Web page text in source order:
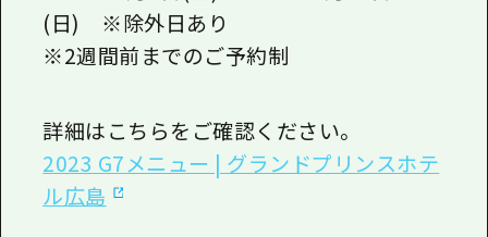
(日) ※除外日あり
※2週間前までのご予約制
詳細はこちらをご確認ください。
2023 G7メニュー | グランドプリンスホテ
ル広島